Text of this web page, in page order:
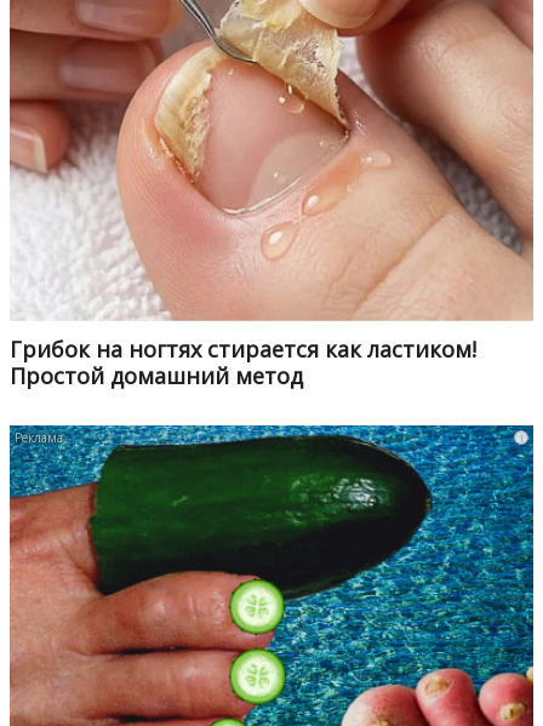
Грибок на ногтях стирается как ластиком!
Простой домашний метод
i